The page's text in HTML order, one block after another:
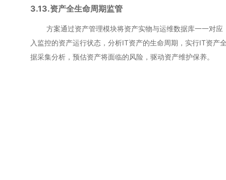
3.13.资产全生命周期监管
方案通过资产管理模块将资产实物与运维数据库一一对应
入监控的资产运行状态，分析IT资产的生命周期，实行IT资
据采集分析，预估资产将面临的风险，驱动资产维护保养。